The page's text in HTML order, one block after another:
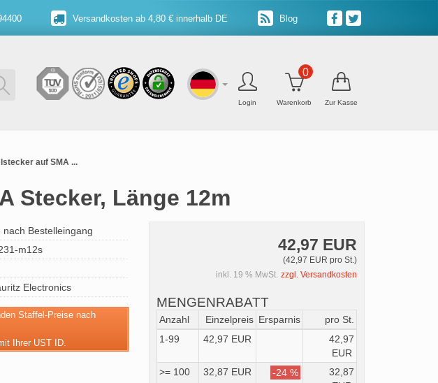
Versandkosten ab 4,80 € innerhalb DE Blog
Login Warenkorb
0
Zur Kasse
auf SMA ...
Stecker, Länge 12m
nach Bestelleingang
m12s
Electronics
Staffel-Preise nach
Ihrer UST ID.
42,97 EUR
(42,97 EUR pro St.)
inkl. 19 % MwSt. zzgl. Versandkosten
MENGENRABATT
Anzahl Einzelpreis Ersparnis
pro St.
1-99
42,97 EUR
42,97
EUR
>= 100
32,87 EUR -24 %
32,87